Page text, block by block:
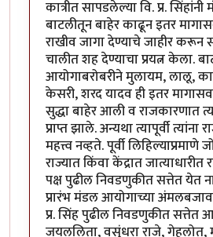
कात्रीत सापडलेल्या वि. प्र.
बाटलीतून बाहेर काढून इतर
राखीव जागा देण्याचे जाहीर करून
चालीत शह देण्याचा प्रयत्न केला.
आयोगाबरोबरीने मुलायम, लालू,
केसरी, शरद यादव ही इतर
सुद्धा बाहेर आली व राजकारणात
प्राप्त झाले. अन्यथा त्यापूर्वी
महत्त्व नव्हते. पूर्वी लिहिल्याप्रमाणे
राज्यात किंवा केंद्रात जात्याधारीत
पक्ष पुढील निवडणुकीत सत्तेत येत
प्रारंभ मंडल आयोगाच्या
प्र. सिंह पुढील निवडणुकीत सत्तेत
जयललिता, वसुंधरा राजे, गेहलोत,